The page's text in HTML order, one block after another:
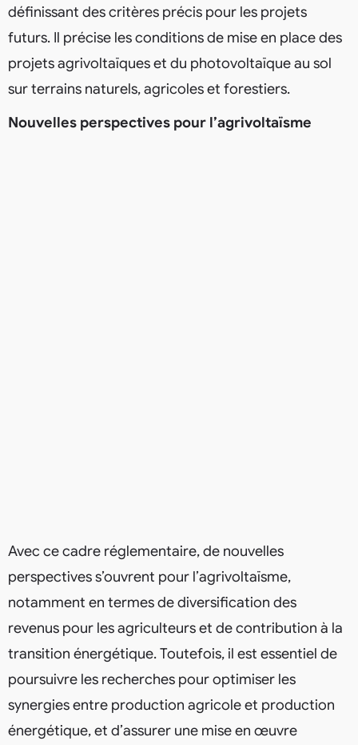
définissant des critères précis pour les projets
futurs. Il précise les conditions de mise en place des
projets agrivoltaïques et du photovoltaïque au sol
sur terrains naturels, agricoles et forestiers.
Nouvelles perspectives pour l’agrivoltaïsme
Avec ce cadre réglementaire, de nouvelles
perspectives s’ouvrent pour l’agrivoltaïsme,
notamment en termes de diversification des
revenus pour les agriculteurs et de contribution à la
transition énergétique. Toutefois, il est essentiel de
poursuivre les recherches pour optimiser les
synergies entre production agricole et production
énergétique, et d’assurer une mise en œuvre